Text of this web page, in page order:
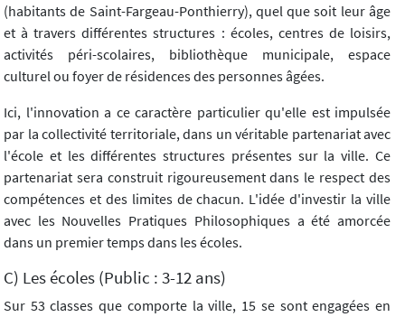
(habitants de Saint-Fargeau-Ponthierry), quel que soit leur âge
et à travers différentes structures : écoles, centres de loisirs,
activités péri-scolaires, bibliothèque municipale, espace
culturel ou foyer de résidences des personnes âgées.
Ici, l'innovation a ce caractère particulier qu'elle est impulsée
par la collectivité territoriale, dans un véritable partenariat avec
l'école et les différentes structures présentes sur la ville. Ce
partenariat sera construit rigoureusement dans le respect des
compétences et des limites de chacun. L'idée d'investir la ville
avec les Nouvelles Pratiques Philosophiques a été amorcée
dans un premier temps dans les écoles.
C) Les écoles (Public : 3-12 ans)
Sur 53 classes que comporte la ville, 15 se sont engagées en